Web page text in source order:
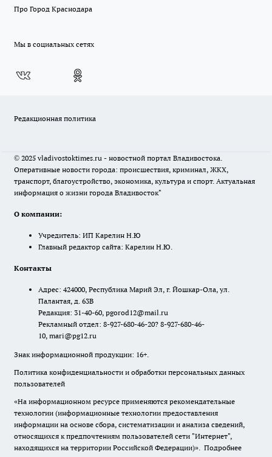
Про Город Краснодара
Мы в социальных сетях
Редакционная политика
© 2025 vladivostoktimes.ru - новостной портал Владивостока.
Оперативные новости города: происшествия, криминал, ЖКХ,
транспорт, благоустройство, экономика, культура и спорт. Актуальная
информация о жизни города Владивосток"
О компании:
Учредитель: ИП Карелин Н.Ю
Главный редактор сайта: Карелин Н.Ю.
Контакты
Адрес: 424000, Республика Марий Эл, г. Йошкар-Ола, ул.
Палантая, д. 63В
Редакция: 31-40-60, pgorod12@mail.ru
Рекламный отдел: 8-927-680-46-20? 8-927-680-46-
10, mari@pg12.ru
Знак информационной продукции: 16+.
Политика конфиденциальности и обработки персональных данных
пользователей
«На информационном ресурсе применяются рекомендательные
технологии (информационные технологии предоставления
информации на основе сбора, систематизации и анализа сведений,
относящихся к предпочтениям пользователей сети "Интернет",
находящихся на территории Российской Федерации)». Подробнее